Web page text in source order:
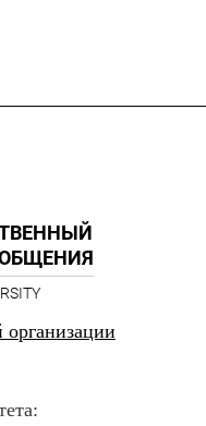
организации